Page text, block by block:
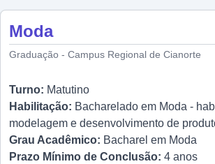
Moda
Graduação - Campus Regional de Cianorte
Turno: Matutino
Habilitação: Bacharelado em Moda -
modelagem e desenvolvimento de
Grau Acadêmico: Bacharel em Moda
Prazo Mínimo de Conclusão: 4 anos